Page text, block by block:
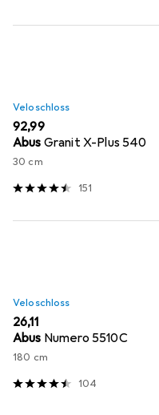
Veloschloss
EUR
92,99
Abus Granit X-Plus 540
30 cm
151
Veloschloss
EUR
26,11
Abus Numero 5510C
180 cm
104